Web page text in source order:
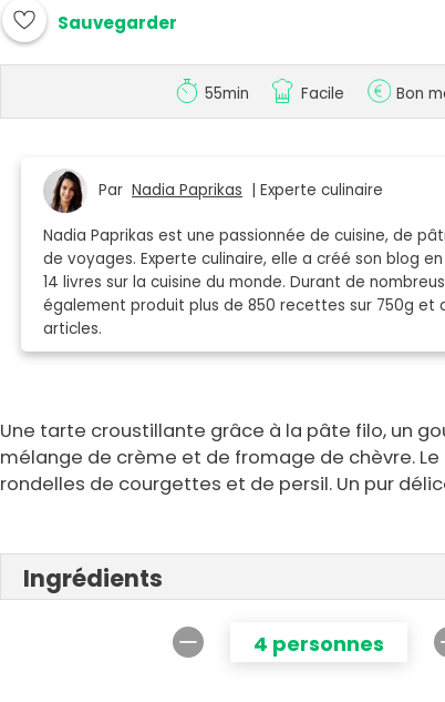
Sauvegarder
55min Facile Bon
ParNadia Paprikas | Experte culinaire
Nadia Paprikas est une passionnée de cuisine, de
de voyages. Experte culinaire, elle a créé son blog
14 livres sur la cuisine du monde. Durant de
également produit plus de 850 recettes sur 750g et
articles.
Une tarte croustillante grâce à la pâte filo, un
mélange de crème et de fromage de chèvre.
rondelles de courgettes et de persil. Un pur
Ingrédients
4 personnes